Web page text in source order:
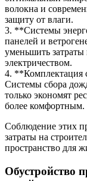
волокна и
защиту от влаги.
3. **Системы
панелей и
уменьшить
электричеством.
4. **Комплектация
Системы сбора
только экономят
более комфортным.
Соблюдение этих
затраты на
пространство для
Обустройство